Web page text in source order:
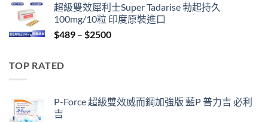
$799
through
$2099
超級雙效犀利士Super Tadarise 勃起持久
100mg/10粒 印度原裝進口
$489 – $2500Price
TOP RATED
P-Force 超級雙效威而鋼加強版 藍P 普力吉 必利
吉